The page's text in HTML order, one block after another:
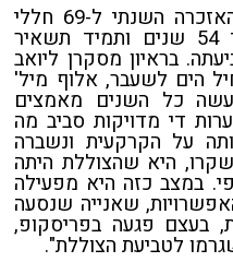
בהר הרצל ייערך היום טקס האזכרה השנתי ל-69 חללי
הצוללת "דקר" שטבעה לפני 54 שנים ותמיד תשאיר
בראיון מסקרן ליואב
הים לשעבר, אלוף מיל'
כל השנים מאמצים
די מדויקות סביב מה
על הקרקעית ונשברה
היא שהצוללת היתה
במצב כזה היא מפעילה
שאנייה שנסעה
בעצם פגעה בפריסקופ,
לטביעת הצוללת".